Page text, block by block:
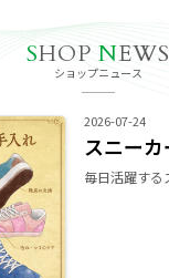
SHOP NEWS
ショップニュース
2026-07-24